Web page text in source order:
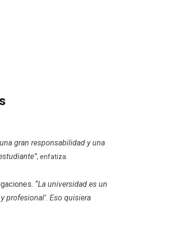
gran responsabilidad y una
, enfatiza.
“La universidad es un
profesional’. Eso quisiera